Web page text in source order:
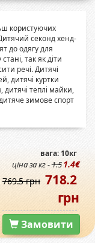
користуючих
секонд хенд-
до одягу для
так як діти
речі. Дитячі
дитячі куртки
дитячі теплі майки,
зимове спорт
вага: 10кг
ціна за кг -1.51.4€
769.5 грн 718.2
грн
Замовити